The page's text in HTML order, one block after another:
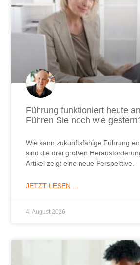
Führung funktioniert heute
Führen Sie noch wie
Wie kann zukunftsfähige Führung
sind die drei großen
Artikel zeigt eine neue Perspektive.
JETZT LESEN ...
4. August 2026